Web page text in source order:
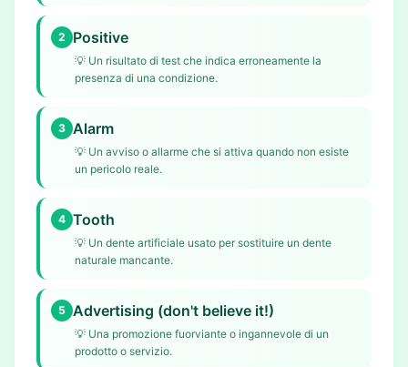
2 Positive
💡 Un risultato di test che indica erroneamente la
presenza di una condizione.
3 Alarm
💡 Un avviso o allarme che si attiva quando non esiste
un pericolo reale.
4 Tooth
💡 Un dente artificiale usato per sostituire un dente
naturale mancante.
5 Advertising (don't believe it!)
💡 Una promozione fuorviante o ingannevole di un
prodotto o servizio.